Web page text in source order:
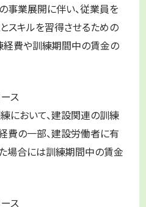
事業展開に伴い、従業員を
スキルを習得させるための
経費や訓練期間中の賃金の
ス
において、建設関連の訓練
費の一部、建設労働者に有
場合には訓練期間中の賃金
ス